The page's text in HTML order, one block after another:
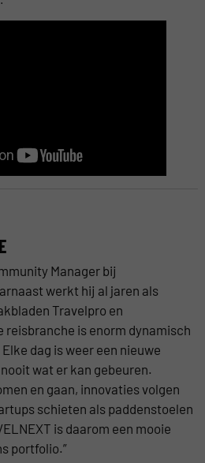
Manager bij
werkt hij al jaren als
Travelpro en
reisbranche is enorm dynamisch
dag is weer een nieuwe
wat er kan gebeuren.
en gaan, innovaties volgen
schieten als paddenstoelen
is daarom een mooie
portfolio.”